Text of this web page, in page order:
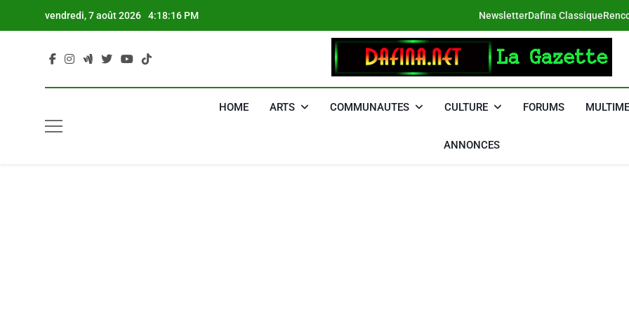
vendredi, 7 août 2026 4:18:17 PM NewsletterDafina Classique
DAFINA
HOME ARTS COMMUNAUTES CULTURE FORUMS
ANNONCES